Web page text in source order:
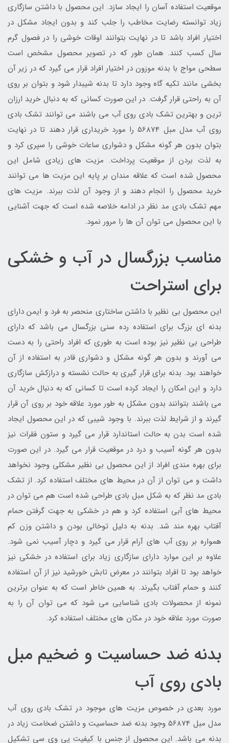
موقعیت استفاده آسان را ایجاد سازد. این محصول با داشتن سازگاری
زیاد توانسته رضایت مخاطب را جلب کند و بدون ایجاد مشکل در
اختیار افراد باشد تا در نهایت بتوانند اوقات خوشی را در فصول گرم
سال کسب کنند. همان طور که در تصویر محصول مشخص است
سطحی مواج با بدنه موزون در اختیار افراد قرار می گیرد که در زیر آن
بخشی مانند تکیه گاه وجود دارد تا بدنه شیبدار شود و بتوان بر روی
آن به راحتی قرار گرفت. در این صورت کسانی که به دنبال خرید ارزان
ترین و بهترین تشک بادی روی آب می باشند می توانند تشک بادی
روی آب مدل مبل 56874 را مورد خریداری قرار دهند تا در نهایت
بتوان بدون هر گونه مشکل و دشواری ساعات خوشی را سپری کرد و
به لذت بردن از موقعیت پرداخت. مزیت های زیادی شامل این
محصول شده است که علاقه مندان بر پایه این مزیت ها می توانند
خرید محصول را انجام دهند و از وجود آن لذت ببرند. مزیت های
مهم تشک بادی مد نظر در ادامه خلاصه شده است که جهت آشنایی
با این محصول می توان آن ها را مرور نمود.
مناسب بزرگسال در آب و خشکی
برای استراحت
این محصول بی نظیر با داشتن ساختاری منحصر به فرد و ایمن دارای
بدنه ای بزرگ برای استفاده رده سنی بزرگسال می باشد که دارای
طراحی بی نظیر نیز بوده است به طوری که افراد راحتی را به دست
می آورند و بدون هر گونه مشکل و دشواری قادر به استفاده از آن
خواهند بود. بدنه برای قرار گیری به حالت نشسته و درازکش سازگاری
دارد و این امکان را ایجاد کرده است تا کسانی که به دنبال خرید آن
می باشند بتوانند بدون مشکل به طور مورد علاقه خود بر روی آن قرار
گیرند و از شرایط لذت ببرند. با وجود شیبی که در این محصول ایجاد
شده است بدن به حالت استاندارد قرار می گیرد و ستون فقرات نیز
بدون هر گونه آسیب و درد در موقعیت قرار می گیرد. در این صورت
برای بهره مندی افراد از این محصول بی نظیر مشکلی وجود نخواهد
داشت و می توان از آن در محیط های مختلف استفاده کرد. از تشک
بادی مد نظر که به شکل مبل بادی طراحی شده است هم می توان در
محیط های آبی استفاده کرد و هم در خشکی به جهت گرفتن حمام
آفتاب بهره مند شد. بدنه به دلیل توخالی بودن و داشتن وزن کم
همواره بر روی آب های آرام قرار می گیرد و دچار آسیب نمی شود.
علاوه بر این موارد دارای سازگاری زیاد برای استفاده در خشکی نیز
خواهد بود تا افراد بتوانند در معرض تابش خورشید نیز از آن استفاده
کنند و حمام آفتاب بگیرند. به همین خاطر است که به عنوان برترین
نمونه از محصولات بادی شناسایی می شود که می توان آن را به
صورت مورد علاقه خود در مکان های مختلف استفاده کرد.
بدنه ضد حساسیت و ضخیم مبل
بادی روی آب
مورد بعدی در خصوص مزیت های موجود در تشک بادی روی آب
مدل مبل 56874 وجود بدنه ضد حساسیت و داشتن ضخامت زیاد در
بدنه می باشد. این محصول از جنس با کیفیت پی وی سی تشکیل